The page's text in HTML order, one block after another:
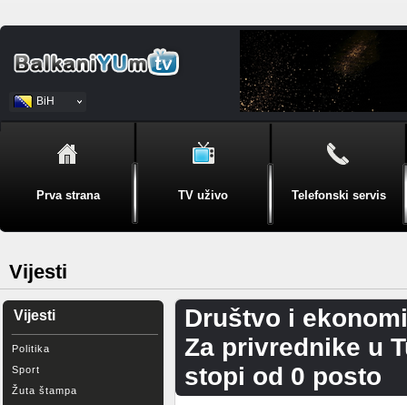
BiH
Srpski
Prva strana TV uživo Telefonski servis
Vijesti
Vijesti
Politika
Sport
Žuta štampa
Društvo i
Za privrednike u
stopi od 0 posto